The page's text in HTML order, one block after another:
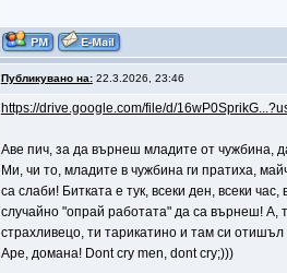
Публикувано на:22.3.2026, 23:46
https://drive.google.com/file/d/
Аве пич, за да върнеш младите от чужбина,
Ми, чи то, младите в чужбина ги пратиха,
са слаби! Битката е тук, всеки ден, всеки
случайно "опрай работата" да са върнеш! А,
страхливецо, ти тарикатино и там си
Аре, домана! Dont cry men, dont cry;)))